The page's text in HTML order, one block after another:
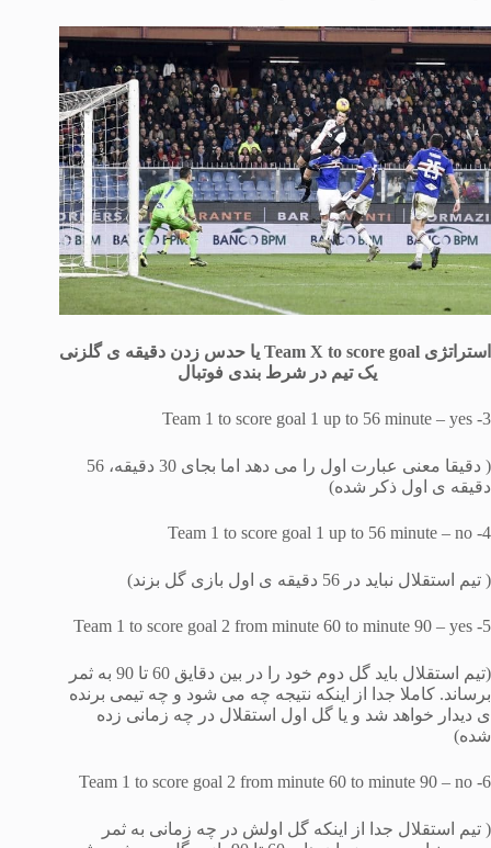
استراتژی Team X to score goal یا حدس زدن دقیقه ی گلزنی
یک تیم در شرط بندی فوتبال
3- Team 1 to score goal 1 up to 56 minute – yes
( دقیقا معنی عبارت اول را می دهد اما بجای 30 دقیقه، 56
دقیقه ی اول ذکر شده)
4- Team 1 to score goal 1 up to 56 minute – no
( تیم استقلال نباید در 56 دقیقه ی اول بازی گل بزند)
5- Team 1 to score goal 2 from minute 60 to minute 90 – yes
(تیم استقلال باید گل دوم خود را در بین دقایق 60 تا 90 به ثمر
برساند. کاملا جدا از اینکه نتیجه چه می شود و چه تیمی برنده
ی دیدار خواهد شد و یا گل اول استقلال در چه زمانی زده
شده)
6- Team 1 to score goal 2 from minute 60 to minute 90 – no
( تیم استقلال جدا از اینکه گل اولش در چه زمانی به ثمر